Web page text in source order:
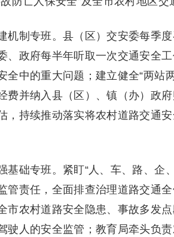
机制专班。县（区）交安委每季
、政府每半年听取一次交通安全
全中的重大问题；建立健全“两站
费并纳入县（区）、镇（办）政
，持续推动落实将农村道路交通
基础专班。紧盯“人、车、路、企
管责任，全面排查治理道路交通
市农村道路安全隐患、事故多发
驶人的安全监管；教育局牵头负